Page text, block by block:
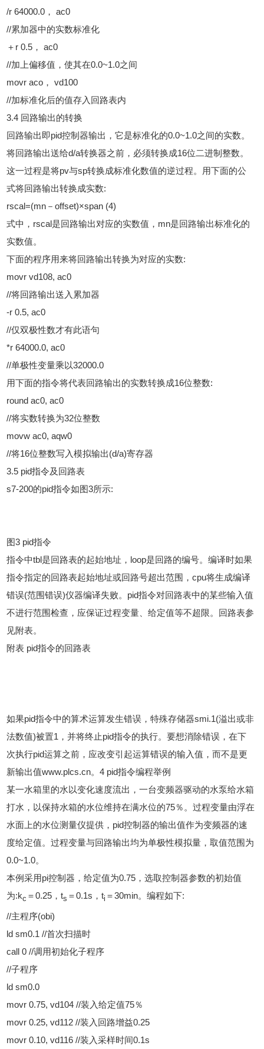
/r 64000.0， ac0
//累加器中的实数标准化
＋r 0.5， ac0
//加上偏移值，使其在0.0~1.0之间
movr aco， vd100
//加标准化后的值存入回路表内
3.4 回路输出的转换
回路输出即pid控制器输出，它是标准化的0.0~1.0之间的实数。
将回路输出送给d/a转换器之前，必须转换成16位二进制整数。
这一过程是将pv与sp转换成标准化数值的逆过程。用下面的公
式将回路输出转换成实数:
rscal=(mn－offset)×span (4)
式中，rscal是回路输出对应的实数值，mn是回路输出标准化的
实数值。
下面的程序用来将回路输出转换为对应的实数:
movr vd108, ac0
//将回路输出送入累加器
-r 0.5, ac0
//仅双极性数才有此语句
*r 64000.0, ac0
//单极性变量乘以32000.0
用下面的指令将代表回路输出的实数转换成16位整数:
round ac0, ac0
//将实数转换为32位整数
movw ac0, aqw0
//将16位整数写入模拟输出(d/a)寄存器
3.5 pid指令及回路表
s7-200的pid指令如图3所示:
图3 pid指令
指令中tbl是回路表的起始地址，loop是回路的编号。编译时如果
指令指定的回路表起始地址或回路号超出范围，cpu将生成编译
错误(范围错误)仪器编译失败。pid指令对回路表中的某些输入值
不进行范围检查，应保证过程变量、给定值等不超限。回路表参
见附表。
附表 pid指令的回路表
如果pid指令中的算术运算发生错误，特殊存储器smi.1(溢出或非
法数值)被置1，并将终止pid指令的执行。要想消除错误，在下
次执行pid运算之前，应改变引起运算错误的输入值，而不是更
新输出值www.plcs.cn。4 pid指令编程举例
某一水箱里的水以变化速度流出，一台变频器驱动的水泵给水箱
打水，以保持水箱的水位维持在满水位的75％。过程变量由浮在
水面上的水位测量仪提供，pid控制器的输出值作为变频器的速
度给定值。过程变量与回路输出均为单极性模拟量，取值范围为
0.0~1.0。
本例采用pi控制器，给定值为0.75，选取控制器参数的初始值
为:kc ＝0.25，ts ＝0.1s，ti ＝30min。编程如下:
//主程序(obi)
ld sm0.1 //首次扫描时
call 0 //调用初始化子程序
//子程序
ld sm0.0
movr 0.75, vd104 //装入给定值75％
movr 0.25, vd112 //装入回路增益0.25
movr 0.10, vd116 //装入采样时间0.1s